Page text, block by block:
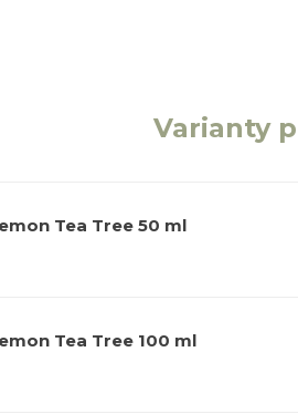
Varianty
Tea Tree 50 ml
Tea Tree 100 ml